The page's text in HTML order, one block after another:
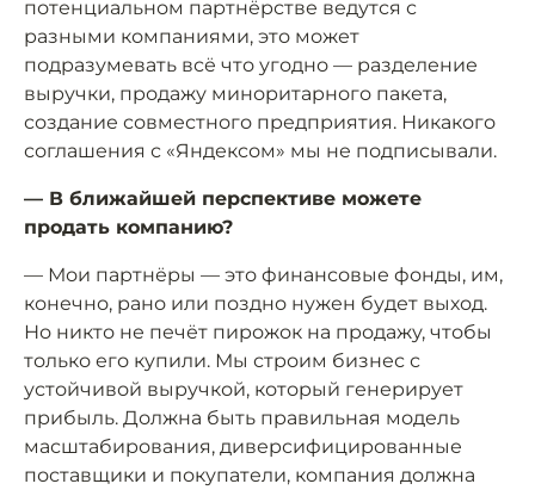
потенциальном партнёрстве ведутся с
разными компаниями, это может
подразумевать всё что угодно — разделение
выручки, продажу миноритарного пакета,
создание совместного предприятия. Никакого
соглашения с «Яндексом» мы не подписывали.
— В ближайшей перспективе можете
продать компанию?
— Мои партнёры — это финансовые фонды, им,
конечно, рано или поздно нужен будет выход.
Но никто не печёт пирожок на продажу, чтобы
только его купили. Мы строим бизнес с
устойчивой выручкой, который генерирует
прибыль. Должна быть правильная модель
масштабирования, диверсифицированные
поставщики и покупатели, компания должна